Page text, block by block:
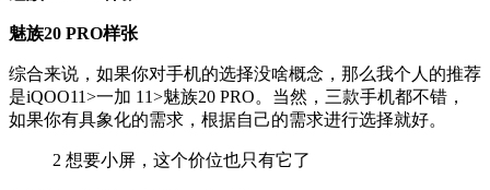
魅族20 PRO样张
综合来说，如果你对手机的选择没啥概念，那么我个人的推荐
是iQOO11>一加 11>魅族20 PRO。当然，三款手机都不错，
如果你有具象化的需求，根据自己的需求进行选择就好。
2 想要小屏，这个价位也只有它了